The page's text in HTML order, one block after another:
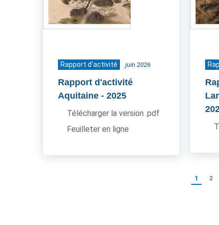
Rapport d'activité juin 2026
Rapport d'activité
Aquitaine - 2025
Télécharger la version .pdf
Feuilleter en ligne
1 2